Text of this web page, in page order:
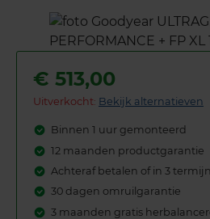
€ 513,00
Uitverkocht: Bekijk alternatieven
Binnen 1 uur gemonteerd
12 maanden productgarantie
Achteraf betalen of in 3
30 dagen omruilgarantie
3 maanden gratis